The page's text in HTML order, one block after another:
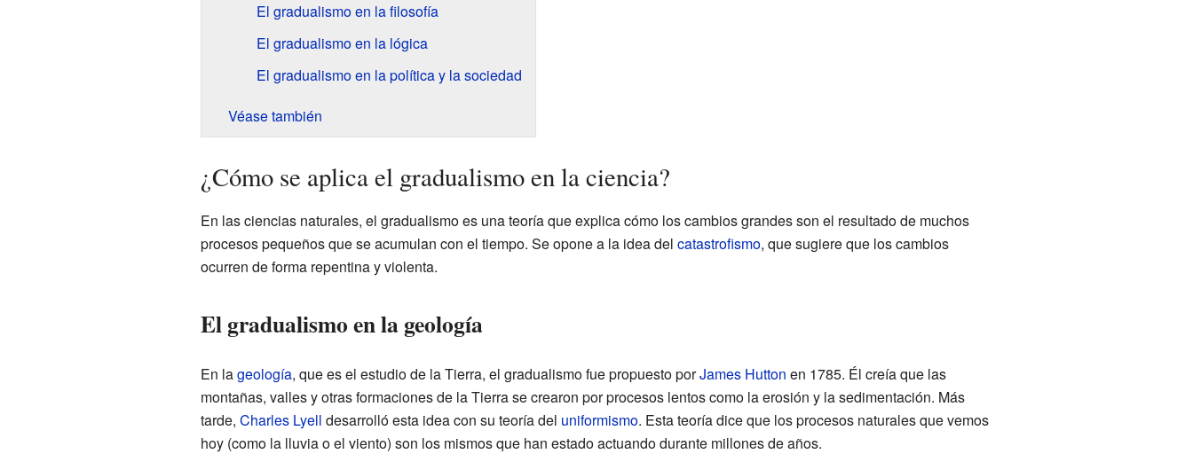
El gradualismo en la filosofía
El gradualismo en la lógica
El gradualismo en la política y la sociedad
Véase también
¿Cómo se aplica el gradualismo en la ciencia?
En las ciencias naturales, el gradualismo es una teoría que explica cómo los cambios grandes son el resultado de muchos
procesos pequeños que se acumulan con el tiempo. Se opone a la idea del catastrofismo, que sugiere que los cambios
ocurren de forma repentina y violenta.
El gradualismo en la geología
En lageología, que es el estudio de la Tierra, el gradualismo fue propuesto porJames Hutton en 1785. Él creía que las
montañas, valles y otras formaciones de la Tierra se crearon por procesos lentos como la erosión y la sedimentación. Más
tarde, Charles Lyell desarrolló esta idea con su teoría del uniformismo. Esta teoría dice que los procesos naturales que vemos
hoy (como la lluvia o el viento) son los mismos que han estado actuando durante millones de años.